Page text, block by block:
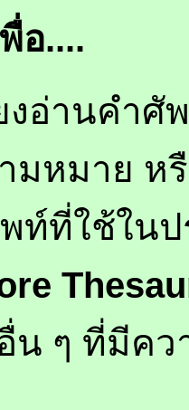
อ....
งอ่านคำศั
มหมาย ห
ท์ที่ใช้ในป
น ๆ ที่มีค